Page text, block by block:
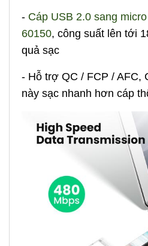
- Cáp USB 2.0 sang
60150, công suất lên tới
quả sạc
- Hỗ trợ QC / FCP / AFC,
này sạc nhanh hơn cáp